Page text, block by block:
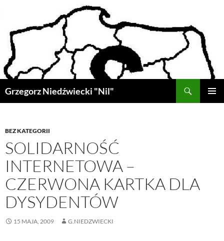
treści
Grzegorz Niedźwiecki "Nil"
BEZ KATEGORII
SOLIDARNOŚĆ
INTERNETOWA –
CZERWONA KARTKA DLA
DYSYDENTÓW
15 MAJA, 2009 G.NIEDZWIECKI